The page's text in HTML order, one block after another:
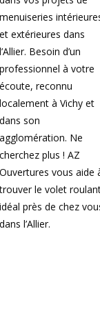
menuiseries
et extérieures dans
l’Allier. Besoin d’un
professionnel à votre
écoute, reconnu
localement à Vichy et
dans son
agglomération. Ne
cherchez plus ! AZ
Ouvertures vous aide
le volet
idéal près de chez
dans l’Allier.